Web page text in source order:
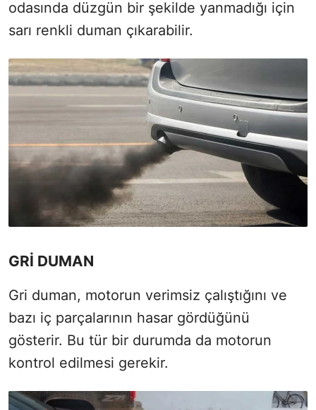
odasında düzgün bir şekilde yanmadığı için
sarı renkli duman çıkarabilir.
GRİ DUMAN
Gri duman, motorun verimsiz çalıştığını ve
bazı iç parçalarının hasar gördüğünü
gösterir. Bu tür bir durumda da motorun
kontrol edilmesi gerekir.